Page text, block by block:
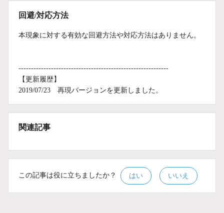
回避/対応方法
本現象に対する有効な回避方法や対応方法はありません。
------------------------------------------------------------
【更新履歴】
2019/07/23 再現バージョンを更新しました。
関連記事
この記事は役に立ちましたか？ はい いいえ